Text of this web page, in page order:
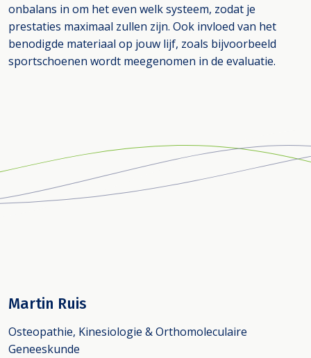
onbalans in om het even welk systeem, zodat je
prestaties maximaal zullen zijn. Ook invloed van het
benodigde materiaal op jouw lijf, zoals bijvoorbeeld
sportschoenen wordt meegenomen in de evaluatie.
Martin Ruis
Osteopathie, Kinesiologie & Orthomoleculaire
Geneeskunde